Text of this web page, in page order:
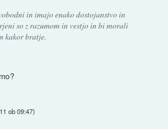
in imajo enako dostojanstvo in
so z razumom in vestjo in bi morali
kakor bratje.
ob 09:47)